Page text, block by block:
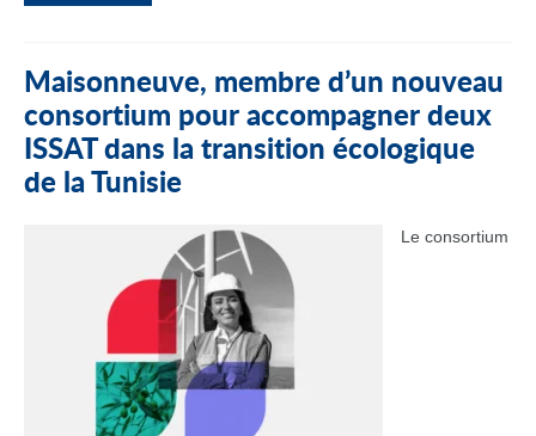
Maisonneuve, membre d’un nouveau
consortium pour accompagner deux
ISSAT dans la transition écologique
de la Tunisie
Le consortium